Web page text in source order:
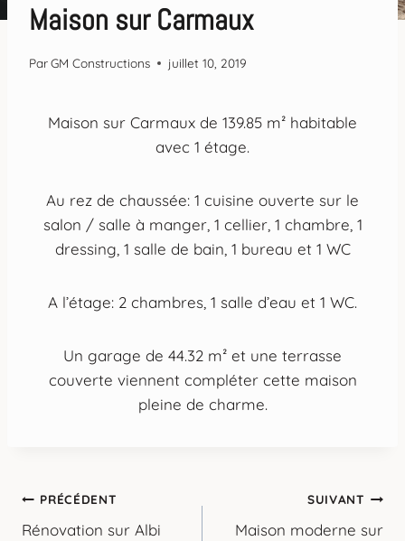
Maison sur Carmaux
ParGM Constructions juillet 10, 2019
Maison sur Carmaux de 139.85 m² habitable
avec 1 étage.
Au rez de chaussée: 1 cuisine ouverte sur le
salon / salle à manger, 1 cellier, 1 chambre, 1
dressing, 1 salle de bain, 1 bureau et 1 WC
A l’étage: 2 chambres, 1 salle d’eau et 1 WC.
Un garage de 44.32 m² et une terrasse
couverte viennent compléter cette maison
pleine de charme.
PRÉCÉDENT
Rénovation sur Albi
SUIVANT
Maison moderne sur